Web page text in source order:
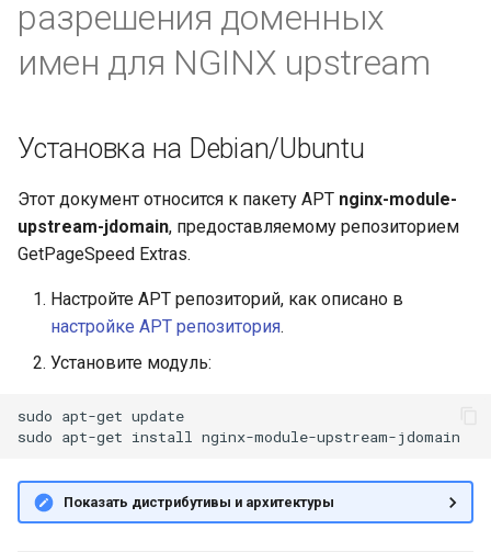
и
ц
я
п
к
Предварительные
условия
Форматирование
кода
Тестирование
Отладка
Известные проблемы
разрешения доменных
имен для NGINX upstream
Установка на Debian/Ubuntu
Этот документ относится к пакету APT nginx-module-
upstream-jdomain, предоставляемому репозиторием
GetPageSpeed Extras.
Настройте APT репозиторий, как описано в
настройке APT репозитория.
Установите модуль:
sudo apt-get update
sudo apt-get install
Показать дистрибутивы и архитектуры